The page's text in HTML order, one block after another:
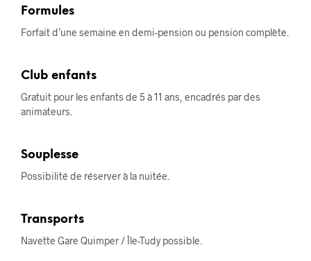
Formules
Forfait d’une semaine en demi-pension ou pension complète.
Club enfants
Gratuit pour les enfants de 5 à 11 ans, encadrés par des
animateurs.
Souplesse
Possibilité de réserver à la nuitée.
Transports
Navette Gare Quimper / Île-Tudy possible.